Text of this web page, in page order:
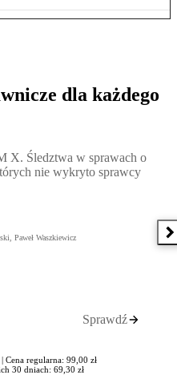
dla każdego
w sprawach o
X. Śledztwa w sprawach o
nie wykryto sprawcy
Paweł Waszkiewicz
Sprawdź
Cena regularna: 99,00 zł
30 dniach: 69,30 zł